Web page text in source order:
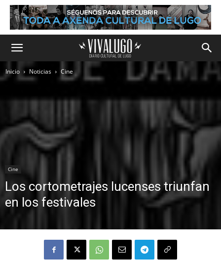
Inicio Noticias Cine
Cine
Los cortometrajes lucenses triunfan
en los festivales